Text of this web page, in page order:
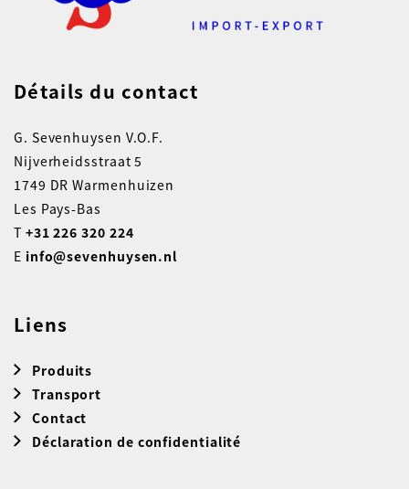
Détails du contact
G. Sevenhuysen V.O.F.
Nijverheidsstraat 5
1749 DR Warmenhuizen
Les Pays-Bas
T +31 226 320 224
E info@sevenhuysen.nl
Liens
Produits
Transport
Contact
Déclaration de confidentialité